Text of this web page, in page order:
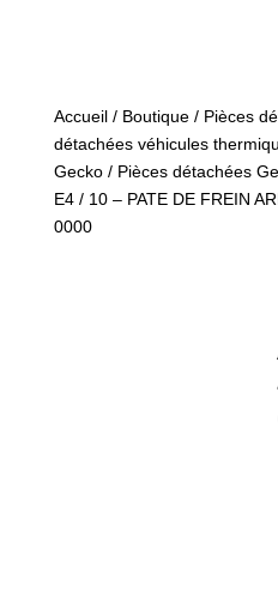
Accueil/ Boutique/ Pièces
détachées véhicules
Gecko/ Pièces détachées
E4/ 10 – PATE DE FREIN
0000